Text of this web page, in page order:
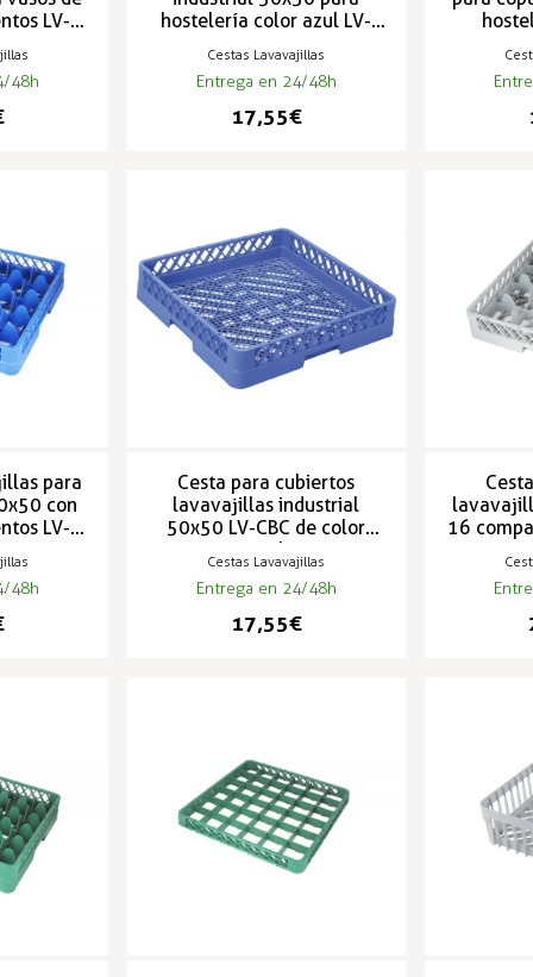
LV-
48h
hostelería color azul LV-
Cestas Lavavajillas
Entrega en 24/48h
17,55 €
para
con
LV-
48h
Cesta para cubiertos
lavavajillas industrial
50x50 LV-CBC de color
Cestas Lavavajillas
Entrega en 24/48h
17,55 €
16